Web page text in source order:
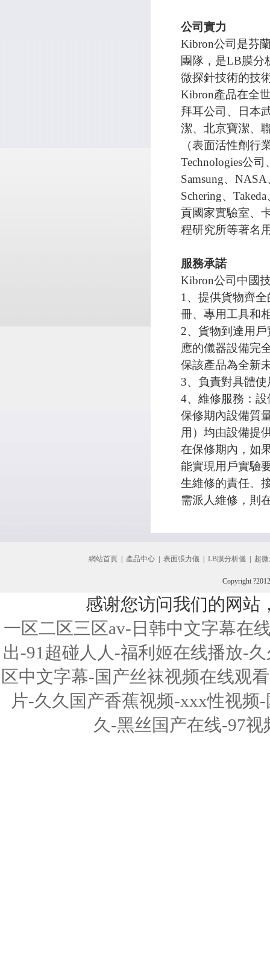
公司實力
Kibron公司是芬
團隊，是LB膜分
微探針技術的技
Kibron產品在全
拜耳公司、日本
潔、北京寶潔、
（表面活性劑行
Technologies公
Samsung、
Schering、
貢國家實驗室、
程研究所等著名
服務承諾
Kibron公司中國
1、提供貨物齊
冊、專用工具和
2、貨物到達用
應的儀器設備完
保該產品為全新
3、負責對具體
4、維修服務：
保修期內設備質
用）均由設備提
在保修期內，如
能實現用戶實驗
生維修的責任。
需派人維修，則
網站首頁 產品中心 表面張力儀 LB膜分析儀 超
Copyright
感谢您访问我们的网站
一区二区三区av-日韩中文字幕在
出-91超碰人人-福利姬在线播放-
区中文字幕-国产丝袜视频在线观
片-久久国产香蕉视频-xxx性视频
久-黑丝国产在线-97